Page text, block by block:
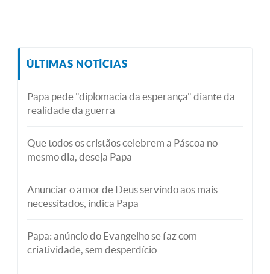
ÚLTIMAS NOTÍCIAS
Papa pede "diplomacia da esperança" diante da
realidade da guerra
Que todos os cristãos celebrem a Páscoa no
mesmo dia, deseja Papa
Anunciar o amor de Deus servindo aos mais
necessitados, indica Papa
Papa: anúncio do Evangelho se faz com
criatividade, sem desperdício